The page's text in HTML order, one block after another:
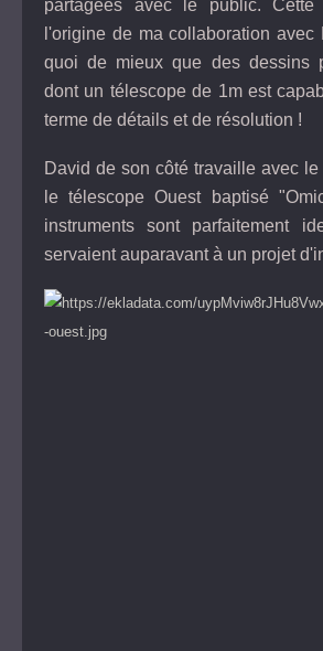
partagées avec le public.
l'origine de ma collaboration avec
quoi de mieux que des dessins
dont un télescope de 1m est
terme de détails et de résolution !
David de son côté travaille avec
le télescope Ouest baptisé
instruments sont parfaitement
servaient auparavant à un projet